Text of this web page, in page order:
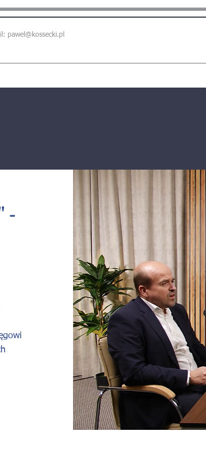
pawel@kossecki.pl
-